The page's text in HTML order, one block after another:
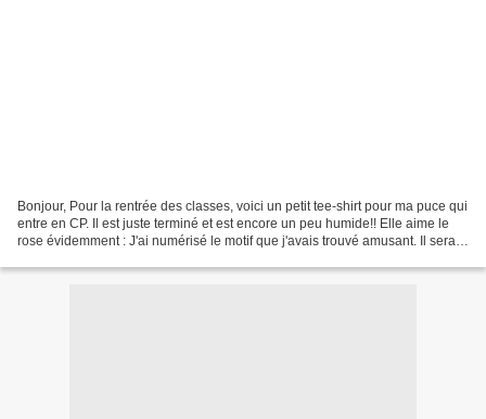
Bonjour, Pour la rentrée des classes, voici un petit tee-shirt pour ma puce qui
entre en CP. Il est juste terminé et est encore un peu humide!! Elle aime le
rose évidemment : J'ai numérisé le motif que j'avais trouvé amusant. Il sera